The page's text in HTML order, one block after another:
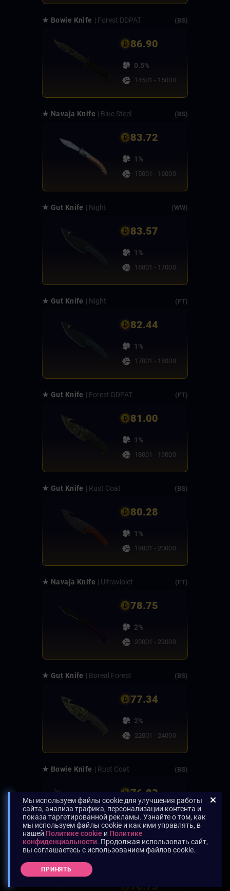
★ Bowie Knife | Forest DDPAT (BS)
86.90
0.5%
14501 - 15000
★ Navaja Knife | Blue Steel (BS)
83.72
1%
15001 - 16000
★ Gut Knife | Night (WW)
83.57
1%
16001 - 17000
★ Gut Knife | Night (FT)
82.44
1%
17001 - 18000
★ Gut Knife | Forest DDPAT (FT)
81.00
1%
18001 - 19000
★ Gut Knife | Rust Coat (BS)
80.28
1%
19001 - 20000
★ Navaja Knife | Ultraviolet (FT)
78.75
2%
20001 - 22000
★ Gut Knife | Boreal Forest (BS)
77.34
2%
22001 - 24000
★ Bowie Knife | Rust Coat (BS)
76.83
2%
24001 - 26000
★ Navaja Knife
76.73
Мы используем файлы cookie для улучшения работы
сайта, анализа трафика, персонализации контента и
показа таргетированной рекламы. Узнайте о том, как
мы используем файлы cookie и как ими управлять, в
нашей Политике cookie и Политике
конфиденциальности. Продолжая использовать сайт,
вы соглашаетесь с использованием файлов cookie.
ПРИНЯТЬ